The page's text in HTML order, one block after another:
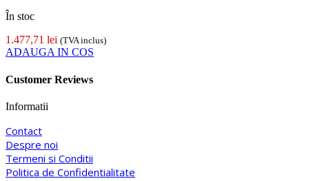
În stoc
1.477,71 lei (TVA inclus)
ADAUGA IN COS
Customer Reviews
Informatii
Contact
Despre noi
Termeni si Conditii
Politica de Confidentialitate